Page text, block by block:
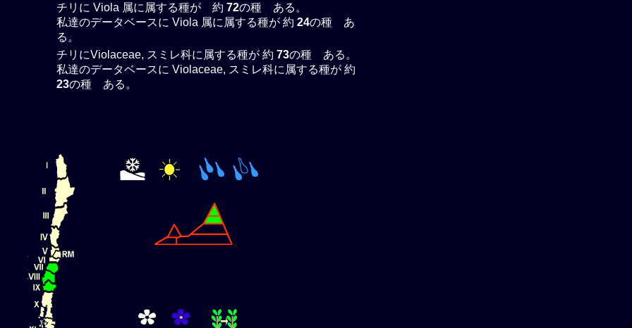
チリに Viola 属に属する種が 約 72の種 ある。
私達のデータベースに Viola 属に属する種が 約 24の種 あ
る。
チリにViolaceae, スミレ科に属する種が 約 73の種 ある。
私達のデータベースに Violaceae, スミレ科に属する種が 約
23の種 ある。